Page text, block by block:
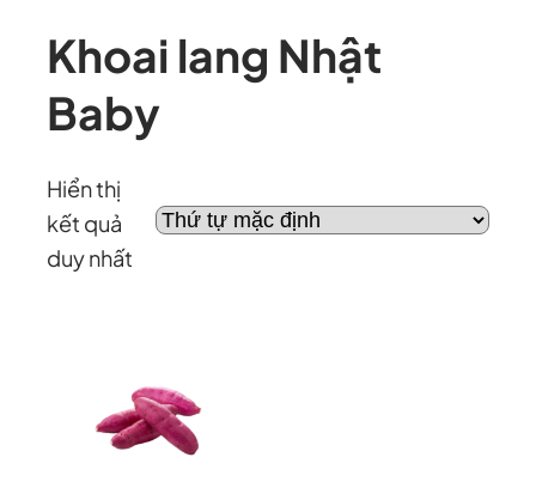
Khoai lang Nhật
Baby
Hiển thị
kết quả
duy nhất